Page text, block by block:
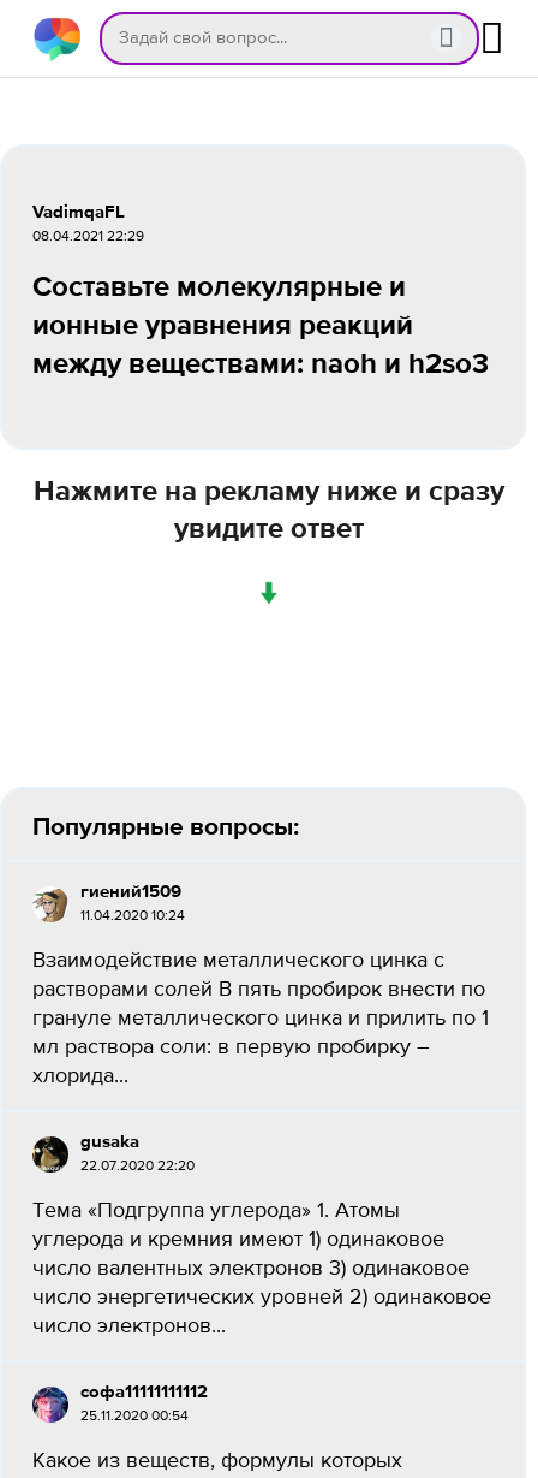
VadimqaFL
08.04.2021 22:29
Составьте молекулярные и
ионные уравнения реакций
между веществами: naoh и h2so3
Нажмите на рекламу ниже и сразу
увидите ответ
↓
Популярные вопросы:
гиений1509
11.04.2020 10:24
Взаимодействие металлического цинка с
растворами солей В пять пробирок внести по
грануле металлического цинка и прилить по 1
мл раствора соли: в первую пробирку –
хлорида...
gusaka
22.07.2020 22:20
Тема «Подгруппа углерода» 1. Атомы
углерода и кремния имеют 1) одинаковое
число валентных электронов 3) одинаковое
число энергетических уровней 2) одинаковое
число электронов...
софа11111111112
25.11.2020 00:54
Какое из веществ, формулы которых